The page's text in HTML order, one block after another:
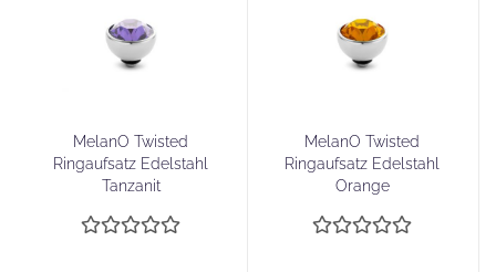
MelanO Twisted
Ringaufsatz Edelstahl
Tanzanit
MelanO Twisted
Ringaufsatz Edelstahl
Orange